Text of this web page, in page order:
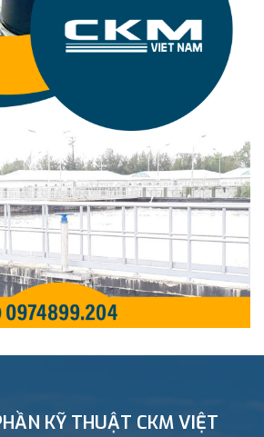
KỸ THUẬT CKM VIỆT